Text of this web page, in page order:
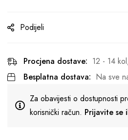
Podijeli
Procjena dostave: 12 - 14
Besplatna dostava: Na sve
Za obavijesti o dostupnosti
korisnički račun. Prijavite se